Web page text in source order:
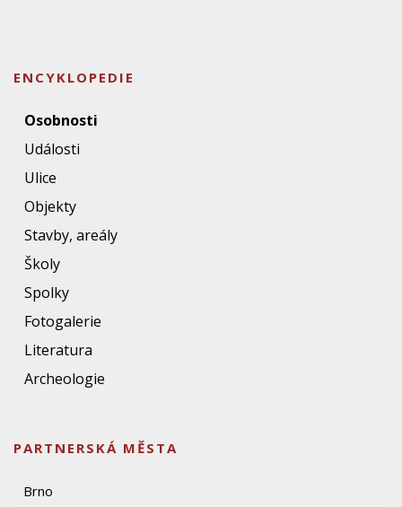
ENCYKLOPEDIE
Osobnosti
Události
Ulice
Objekty
Stavby, areály
Školy
Spolky
Fotogalerie
Literatura
Archeologie
PARTNERSKÁ MĚSTA
Brno